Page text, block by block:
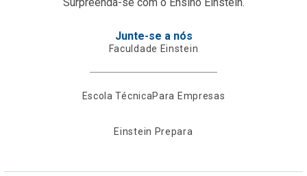
Junte-se a nós
Faculdade Einstein
Escola TécnicaPara Empresas
Einstein Prepara